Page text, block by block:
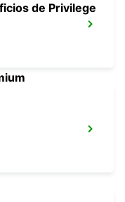
de Privilege